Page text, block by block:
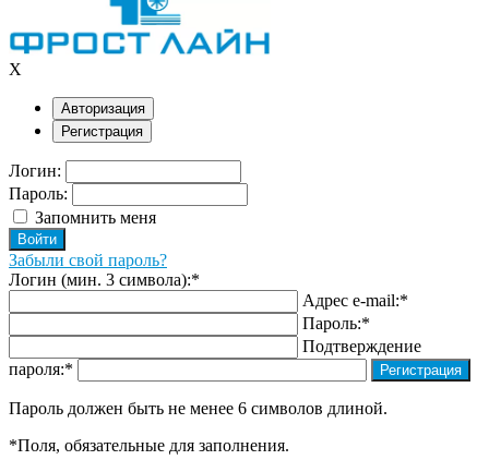
X
Авторизация
Регистрация
Логин:
Пароль:
Запомнить меня
Забыли свой пароль?
Логин (мин. 3 символа):*
Адрес e-mail:*
Пароль:*
Подтверждение
пароля:*
Пароль должен быть не менее 6 символов длиной.
*Поля, обязательные для заполнения.